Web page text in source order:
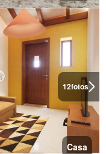
12fotos
Casa